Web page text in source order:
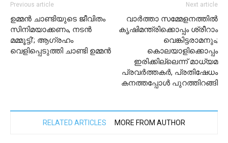
Previous article
ഉമ്മൻ ചാണ്ടിയുടെ ജീവിതം
സിനിമയാക്കണം, നടൻ
മമ്മൂട്ടി’; ആഗ്രഹം
വെളിപ്പെടുത്തി ചാണ്ടി ഉമ്മൻ
Next article
വാര്‍ത്താ സമ്മേളനത്തില്‍
കൃഷിമന്ത്രിക്കൊപ്പം ശ്രീറാം
വെങ്കിട്ടരാമനും;
കൊലയാളിക്കൊപ്പം
ഇരിക്കില്ലെന്ന് മാധ്യമ
പ്രവര്‍ത്തകര്‍, പ്രതിഷേധം
കനത്തപ്പോള്‍ പുറത്തിറങ്ങി
RELATED ARTICLES MORE FROM AUTHOR